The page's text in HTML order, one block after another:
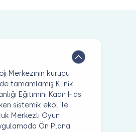
Merkezinin kurucu
tamamlamış Klinik
Eğitimini Kadir Has
sistemik ekol ile
Merkezli Oyun
Ön Plana